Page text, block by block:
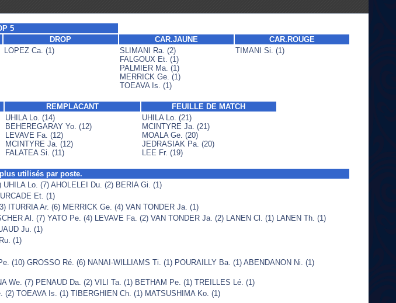
5
DROP CAR.JAUNE
CAR.ROUGE
LOPEZ Ca. (1)
SLIMANI Ra. (2)
FALGOUX Et. (1)
PALMIER Ma. (1)
MERRICK Ge. (1)
TOEAVA Is. (1)
TIMANI Si. (1)
REMPLACANT
FEUILLE DE MATCH
UHILA Lo. (14)
BEHEREGARAY Yo. (12)
LEVAVE Fa. (12)
MCINTYRE Ja. (12)
FALATEA Si. (11)
UHILA Lo. (21)
MCINTYRE Ja. (21)
MOALA Ge. (20)
JEDRASIAK Pa. (20)
LEE Fr. (19)
utilisés par poste.
Lo. (7) AHOLELEI Du. (2) BERIA Gi. (1)
Et. (1)
ITURRIA Ar. (6) MERRICK Ge. (4) VAN TONDER Ja. (1)
Al. (7) YATO Pe. (4) LEVAVE Fa. (2) VAN TONDER Ja. (2) LANEN Cl. (1) LANEN Th. (1)
Ju. (1)
(1)
(10) GROSSO Ré. (6) NANAI-WILLIAMS Ti. (1) POURAILLY Ba. (1) ABENDANON Ni. (1)
We. (7) PENAUD Da. (2) VILI Ta. (1) BETHAM Pe. (1) TREILLES Lé. (1)
TOEAVA Is. (1) TIBERGHIEN Ch. (1) MATSUSHIMA Ko. (1)